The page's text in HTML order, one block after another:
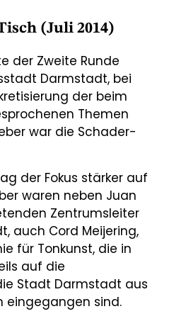
(Juli 2014)
der Zweite Runde
Darmstadt, bei
der beim
Themen
war die Schader-
der Fokus stärker auf
waren neben Juan
Zentrumsleiter
auch Cord Meijering,
für Tonkunst, die in
auf die
Stadt Darmstadt aus
eingegangen sind.